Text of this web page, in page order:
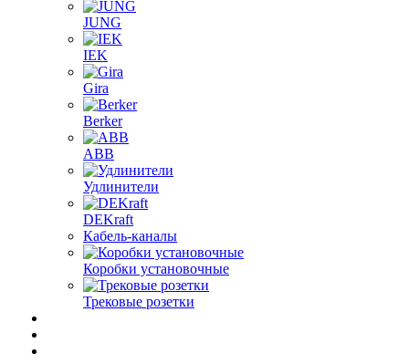
JUNG
IEK
Gira
Berker
ABB
Удлинители
DEKraft
Кабель-каналы
Коробки установочные
Трековые розетки